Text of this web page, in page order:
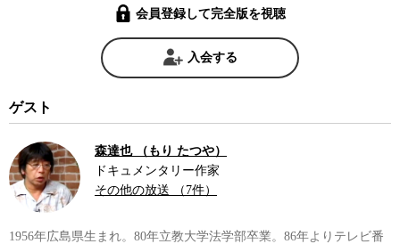
会員登録して完全版を視聴
入会する
ゲスト
森達也 （もり たつや）
ドキュメンタリー作家
その他の放送 （7件）
1956年広島県生まれ。80年立教大学法学部卒業。86年よりテレビ番